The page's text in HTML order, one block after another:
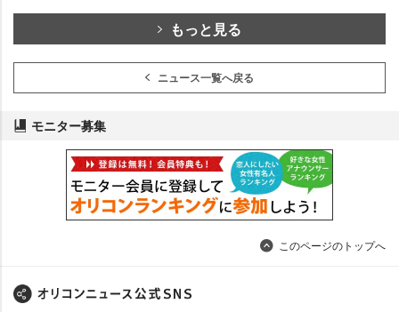
もっと見る
ニュース一覧へ戻る
モニター募集
このページのトップへ